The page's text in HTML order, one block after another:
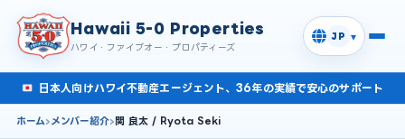
Hawaii 5-0 Properties
ハワイ・ファイブオー・プロパティーズ
JP ▾
日本人向けハワイ不動産エージェント、36年の実績で安心のサポート
ホーム メンバー紹介 関 良太 / Ryota Seki